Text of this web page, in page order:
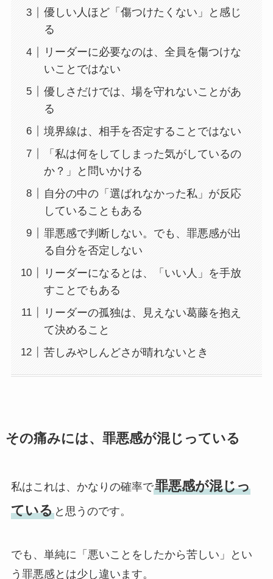
優しい人ほど「傷つけたくない」と感じ
る
リーダーに必要なのは、全員を傷つけな
いことではない
優しさだけでは、場を守れないことがあ
る
境界線は、相手を否定することではない
「私は何をしてしまった気がしているの
か？」と問いかける
自分の中の「選ばれなかった私」が反応
していることもある
罪悪感で判断しない。でも、罪悪感が出
る自分を否定しない
リーダーになるとは、「いい人」を手放
すことでもある
リーダーの孤独は、見えない葛藤を抱え
て決めること
苦しみやしんどさが晴れないとき
その痛みには、罪悪感が混じっている
私はこれは、かなりの確率で罪悪感が混じっ
ていると思うのです。
でも、単純に「悪いことをしたから苦しい」とい
う罪悪感とは少し違います。